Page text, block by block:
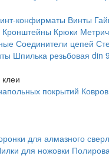
конфирматы Винты
Кронштейны Крюки
Соединители цепей
Шпилька резьбовая din
покрытий
для алмазного
для ножовки